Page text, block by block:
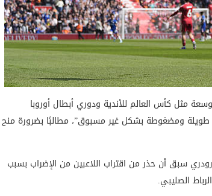
مثل كأس العالم للأندية ودوري أبطال أوروبا
طويلة ومضغوطة بشكل غير مسبوق”، مطالبًا بضرورة منح
سبق أن حذر من اقتراب اللاعبين من الإضراب بسبب
الصليبي.